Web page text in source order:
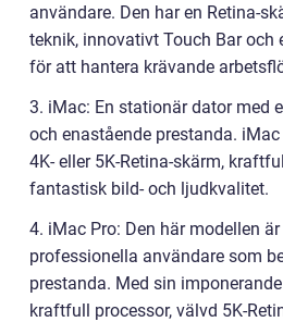
användare. Den har en Retina-
teknik, innovativt Touch Bar och
för att hantera krävande
3. iMac: En stationär dator med
och enastående prestanda.
4K- eller 5K-Retina-skärm,
fantastisk bild- och ljudkvalitet.
4. iMac Pro: Den här modellen
professionella användare som
prestanda. Med sin
kraftfull processor, välvd 5K-